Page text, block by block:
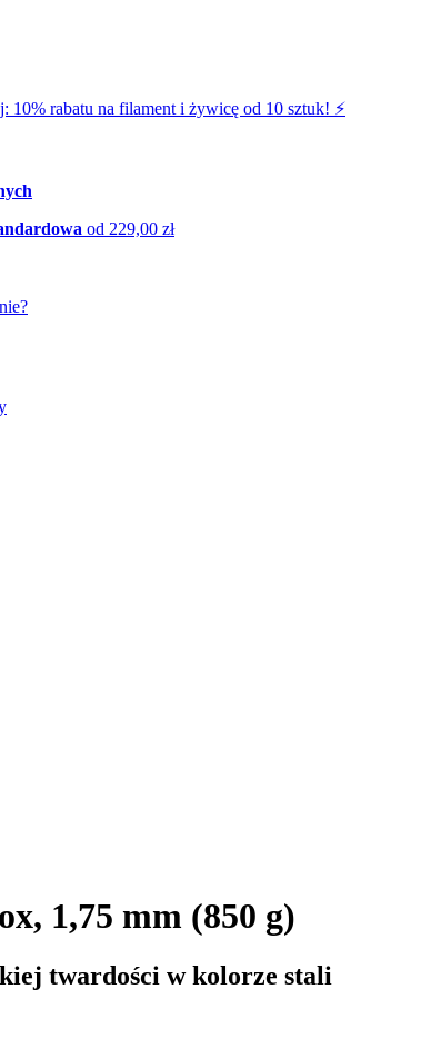
10% rabatu na filament i żywicę od 10 sztuk! ⚡️
od 229,00 zł
1,75 mm (850 g)
twardości w kolorze stali